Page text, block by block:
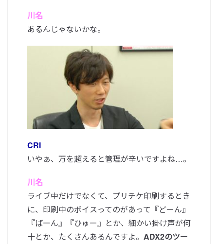
川名
あるんじゃないかな。
CRI
いやぁ、万を超えると管理が辛いですよね…。
川名
ライブ中だけでなくて、プリチケ印刷するとき
に、印刷中のボイスってのがあって『どーん』
『ばーん』『ひゅー』とか、細かい掛け声が何
十とか、たくさんあるんですよ。 ADX2のツー